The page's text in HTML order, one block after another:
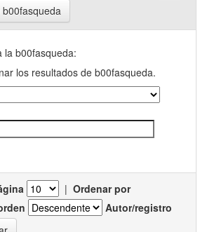
la b00fasqueda:
los resultados de b00fasqueda.
| Ordenar por
Autor/registro